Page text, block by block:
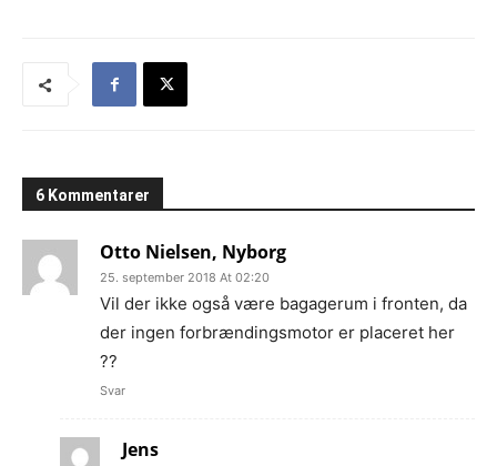
6 Kommentarer
Otto Nielsen, Nyborg
25. september 2018 At 02:20
Vil der ikke også være bagagerum i fronten, da
der ingen forbrændingsmotor er placeret her
??
Svar
Jens